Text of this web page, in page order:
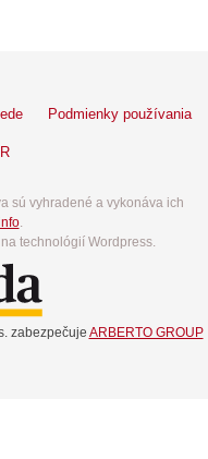
Podmienky používania
sú vyhradené a vykonáva ich
.
technológií Wordpress.
zabezpečuje ARBERTO GROUP